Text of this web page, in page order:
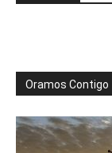
Oramos Contigo